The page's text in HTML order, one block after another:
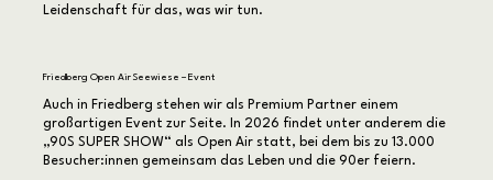
Leidenschaft für das, was wir tun.
Friedberg Open Air Seewiese – Event
Auch in Friedberg stehen wir als Premium Partner einem
großartigen Event zur Seite. In 2026 findet unter anderem die
„90S SUPER SHOW“ als Open Air statt, bei dem bis zu 13.000
Besucher:innen gemeinsam das Leben und die 90er feiern.